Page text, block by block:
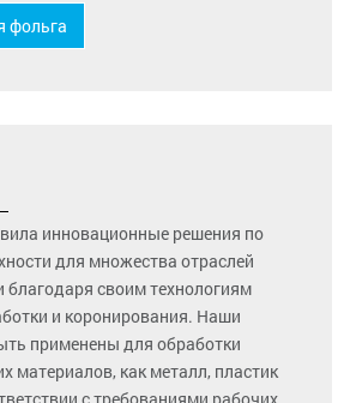
фольга
инновационные решения по
для множества отраслей
своим технологиям
и коронирования. Наши
применены для обработки
материалов, как металл, пластик